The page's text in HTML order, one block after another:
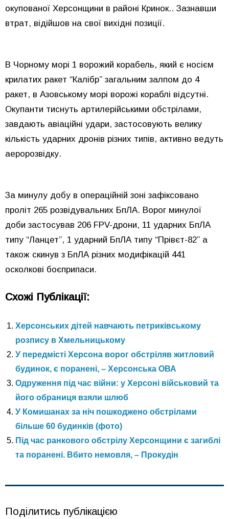
окупованої Херсонщини в районі Кринок.. Зазнавши
втрат, відійшов на свої вихідні позиції.
В Чорному морі 1 ворожий корабель, який є носієм
крилатих ракет “Калібр” загальним залпом до 4
ракет, в Азовському морі ворожі кораблі відсутні.
Окупанти тиснуть артилерійськими обстрілами,
завдають авіаційні удари, застосовують велику
кількість ударних дронів різних типів, активно ведуть
аеророзвідку.
За минулу добу в операційній зоні зафіксовано
проліт 265 розвідувальних БпЛА. Ворог минулої
доби застосував 206 FPV-дрони, 11 ударних БпЛА
типу “Ланцет”, 1 ударний БпЛА типу “Прівєт-82” а
також скинув з БпЛА різних модифікацій 441
осколкові боєприпаси.
Схожі Публікації:
Херсонських дітей навчають петриківському
розпису в Хмельницькому
У передмісті Херсона ворог обстріляв житловий
будинок, є поранені, – Херсонська ОВА
Одруження під час війни: у Херсоні військовий та
його обраниця взяли шлюб
У Комишанах за ніч пошкоджено обстрілами
більше 60 будинків (фото)
Під час ранкового обстрілу Херсонщини є загиблі
та поранені. Вбито немовля, – Прокудін
Поділитись публікацією